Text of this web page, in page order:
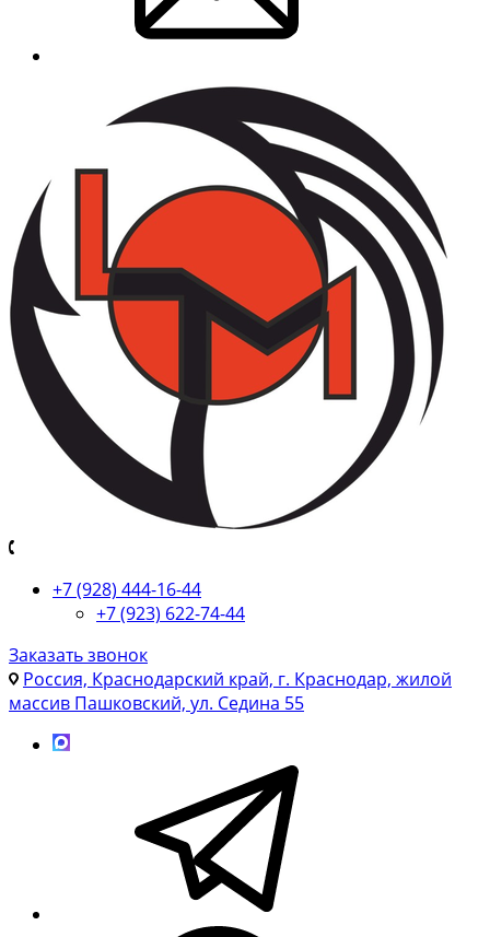
+7 (928) 444-16-44
+7 (923) 622-74-44
Заказать звонок
Россия, Краснодарский край, г. Краснодар, жилой
массив Пашковский, ул. Седина 55